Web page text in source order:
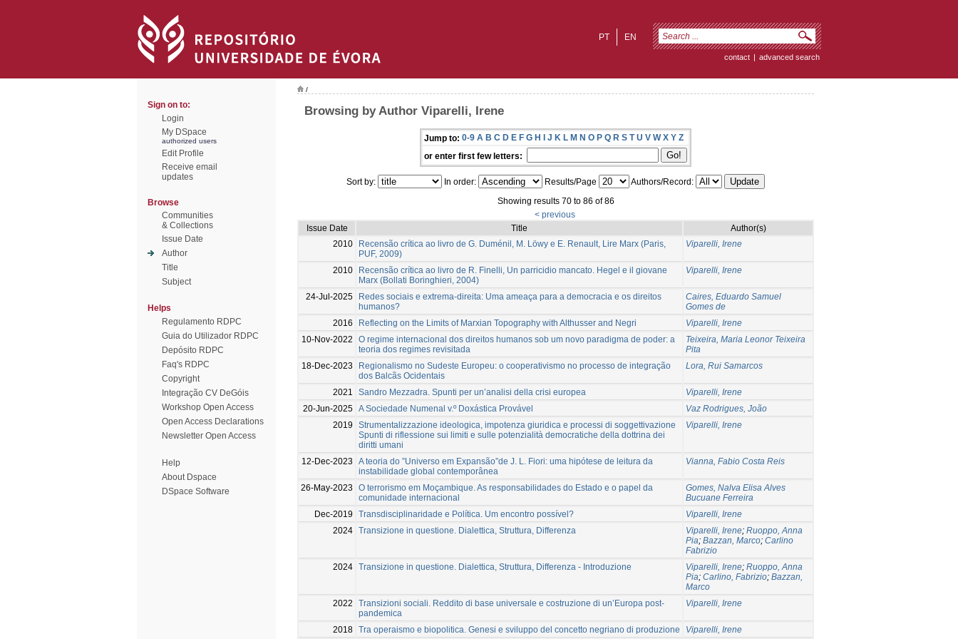
EN
PT
contact | advanced search
Sign on to:
Login
My DSpace
authorized users
Edit Profile
Receive email
updates
Browse
Communities
& Collections
Issue Date
Author
Title
Subject
Helps
Regulamento RDPC
Guia do Utilizador RDPC
Depósito RDPC
Faq's RDPC
Copyright
Integração CV DeGóis
Workshop Open Access
Open Access Declarations
Newsletter Open Access
Help
About Dspace
DSpace Software
/
Browsing by Author Viparelli, Irene
Jump to: 0-9 A B C D E F G H I J K L M N O P Q R S T U V W X Y Z
or enter first few letters:
Sort by: In order: Results/Page
Authors/Record:
Showing results 70 to 86 of 86
< previous
Issue Date
Title
Author(s)
2010
Recensão crítica ao livro de G. Duménil, M. Löwy e E. Renault, Lire Marx (Paris,
PUF, 2009)
Viparelli, Irene
2010
Recensão crítica ao livro de R. Finelli, Un parricidio mancato. Hegel e il giovane
Marx (Bollati Boringhieri, 2004)
Viparelli, Irene
24-Jul-2025
Redes sociais e extrema-direita: Uma ameaça para a democracia e os direitos
humanos?
Caires, Eduardo Samuel
Gomes de
2016
Reflecting on the Limits of Marxian Topography with Althusser and Negri
Viparelli, Irene
10-Nov-2022
O regime internacional dos direitos humanos sob um novo paradigma de poder: a
teoria dos regimes revisitada
Teixeira, Maria Leonor Teixeira
Pita
18-Dec-2023
Regionalismo no Sudeste Europeu: o cooperativismo no processo de integração
dos Balcãs Ocidentais
Lora, Rui Samarcos
2021 Sandro Mezzadra. Spunti per un’analisi della crisi europea
Viparelli, Irene
20-Jun-2025 A Sociedade Numenal v.º Doxástica Provável
Vaz Rodrigues, João
2019
Strumentalizzazione ideologica, impotenza giuridica e processi di soggettivazione
Spunti di riflessione sui limiti e sulle potenzialità democratiche della dottrina dei
diritti umani
Viparelli, Irene
12-Dec-2023
A teoria do ”Universo em Expansão”de J. L. Fiori: uma hipótese de leitura da
instabilidade global contemporânea
Vianna, Fabio Costa Reis
26-May-2023
O terrorismo em Moçambique. As responsabilidades do Estado e o papel da
comunidade internacional
Gomes, Nalva Elisa Alves
Bucuane Ferreira
Dec-2019
Transdisciplinaridade e Política. Um encontro possível?
Viparelli, Irene
2024 Transizione in questione. Dialettica, Struttura, Differenza Viparelli, Irene; Ruoppo, Anna
Pia; Bazzan, Marco; Carlino
Fabrizio
2024 Transizione in questione. Dialettica, Struttura, Differenza - Introduzione Viparelli, Irene; Ruoppo, Anna
Pia; Carlino, Fabrizio; Bazzan,
Marco
2022
Transizioni sociali. Reddito di base universale e costruzione di un’Europa post-
pandemica
Viparelli, Irene
2018 Tra operaismo e biopolitica. Genesi e sviluppo del concetto negriano di produzione Viparelli, Irene